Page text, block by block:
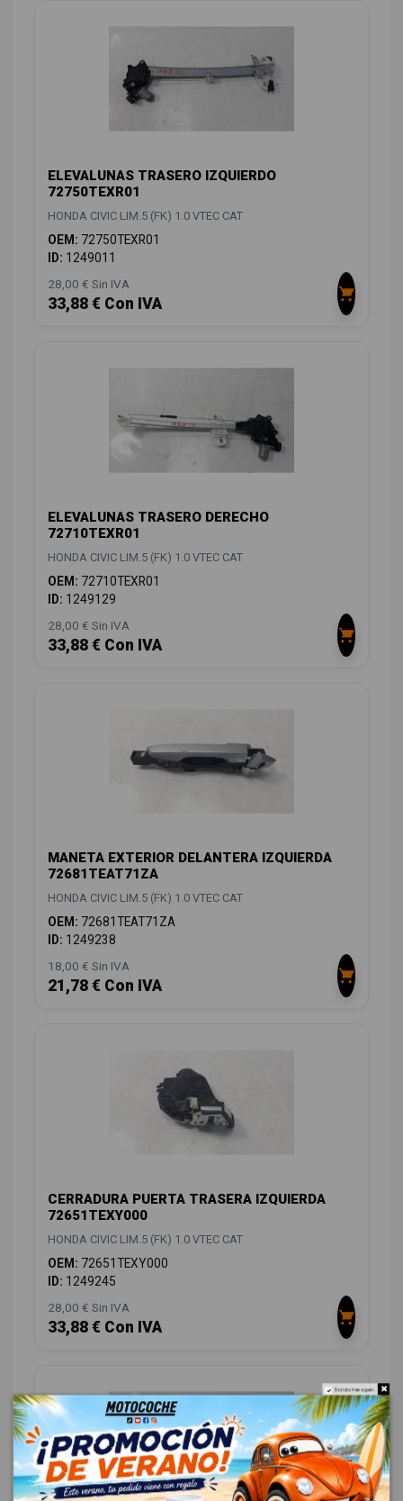
ELEVALUNAS TRASERO IZQUIERDO
72750TEXR01
HONDA CIVIC LIM.5 (FK) 1.0 VTEC CAT
OEM: 72750TEXR01
ID: 1249011
28,00 € Sin IVA
33,88 € Con IVA
ELEVALUNAS TRASERO DERECHO
72710TEXR01
HONDA CIVIC LIM.5 (FK) 1.0 VTEC CAT
OEM: 72710TEXR01
ID: 1249129
28,00 € Sin IVA
33,88 € Con IVA
MANETA EXTERIOR DELANTERA IZQUIERDA
72681TEAT71ZA
HONDA CIVIC LIM.5 (FK) 1.0 VTEC CAT
OEM: 72681TEAT71ZA
ID: 1249238
18,00 € Sin IVA
21,78 € Con IVA
CERRADURA PUERTA TRASERA IZQUIERDA
72651TEXY000
HONDA CIVIC LIM.5 (FK) 1.0 VTEC CAT
OEM: 72651TEXY000
ID: 1249245
28,00 € Sin IVA
33,88 € Con IVA
Do not show again.